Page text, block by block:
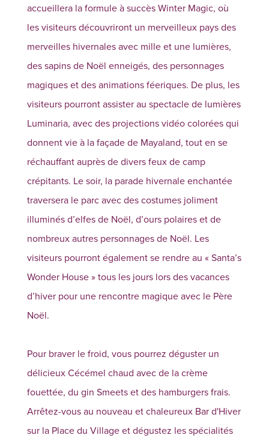
accueillera la formule à succès Winter Magic, où
les visiteurs découvriront un merveilleux pays des
merveilles hivernales avec mille et une lumières,
des sapins de Noël enneigés, des personnages
magiques et des animations féeriques. De plus, les
visiteurs pourront assister au spectacle de lumières
Luminaria, avec des projections vidéo colorées qui
donnent vie à la façade de Mayaland, tout en se
réchauffant auprès de divers feux de camp
crépitants. Le soir, la parade hivernale enchantée
traversera le parc avec des costumes joliment
illuminés d’elfes de Noël, d’ours polaires et de
nombreux autres personnages de Noël. Les
visiteurs pourront également se rendre au « Santa’s
Wonder House » tous les jours lors des vacances
d’hiver pour une rencontre magique avec le Père
Noël.
Pour braver le froid, vous pourrez déguster un
délicieux Cécémel chaud avec de la crème
fouettée, du gin Smeets et des hamburgers frais.
Arrêtez-vous au nouveau et chaleureux Bar d'Hiver
sur la Place du Village et dégustez les spécialités